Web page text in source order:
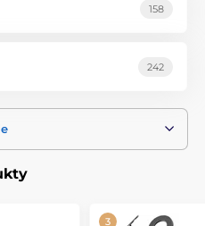
158
242